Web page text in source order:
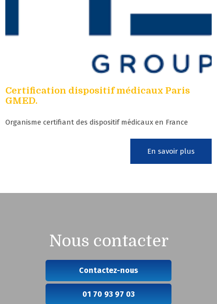
Certification dispositif médicaux Paris
GMED.
Organisme certifiant des dispositif médicaux en France
En savoir plus
Nous contacter
Contactez-nous
01 70 93 97 03